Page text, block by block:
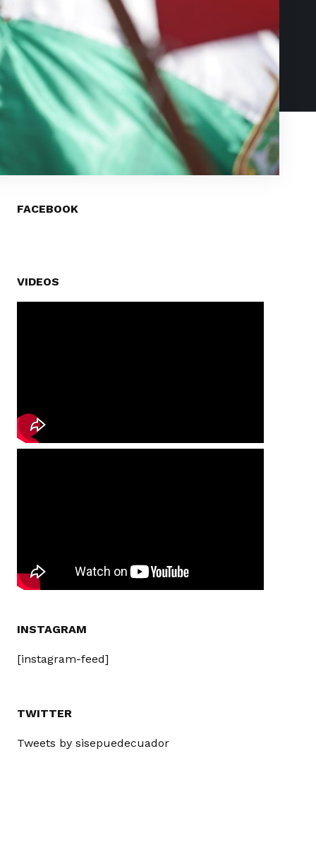
FACEBOOK
VIDEOS
INSTAGRAM
[instagram-feed]
TWITTER
Tweets by sisepuedecuador